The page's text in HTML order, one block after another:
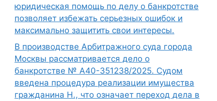
юридическая помощь по делу о банкротстве
позволяет избежать серьезных ошибок и
максимально защитить свои интересы.
В производстве Арбитражного суда города
Москвы рассматривается дело о
банкротстве № А40-351238/2025. Судом
введена процедура реализации имущества
гражданина Н., что означает переход дела в